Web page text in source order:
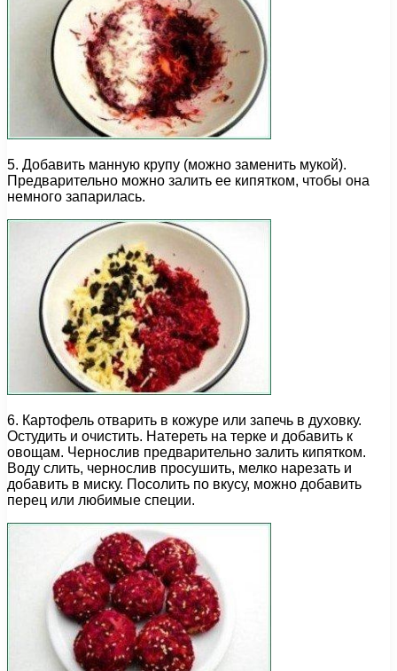
5. Добавить манную крупу (можно заменить мукой).
Предварительно можно залить ее кипятком, чтобы она
немного запарилась.
6. Картофель отварить в кожуре или запечь в духовку.
Остудить и очистить. Натереть на терке и добавить к
овощам. Чернослив предварительно залить кипятком.
Воду слить, чернослив просушить, мелко нарезать и
добавить в миску. Посолить по вкусу, можно добавить
перец или любимые специи.